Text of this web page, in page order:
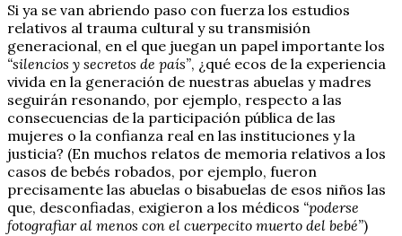
Si ya se van abriendo paso con fuerza los estudios
relativos al trauma cultural y su transmisión
generacional, en el que juegan un papel importante los
“silencios y secretos de país”, ¿qué ecos de la experiencia
vivida en la generación de nuestras abuelas y madres
seguirán resonando, por ejemplo, respecto a las
consecuencias de la participación pública de las
mujeres o la confianza real en las instituciones y la
justicia? (En muchos relatos de memoria relativos a los
casos de bebés robados, por ejemplo, fueron
precisamente las abuelas o bisabuelas de esos niños las
que, desconfiadas, exigieron a los médicos “poderse
fotografiar al menos con el cuerpecito muerto del bebé”)